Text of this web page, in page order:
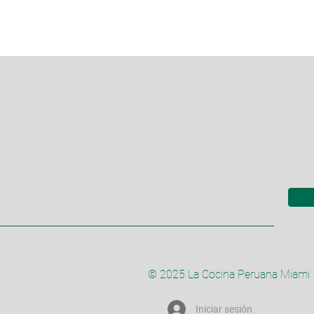
© 2025 La Cocina Peruana Miami
Iniciar sesión